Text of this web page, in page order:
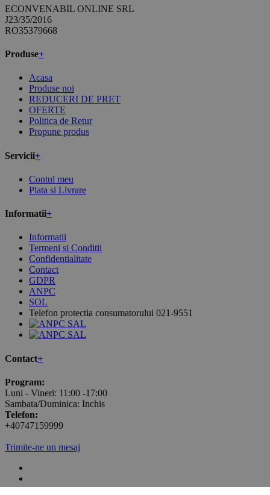
ECONVENABIL ONLINE SRL
J23/35/2016
RO35379668
Produse+
Acasa
Produse noi
REDUCERI DE PRET
OFERTE
Politica de Retur
Propune produs
Servicii+
Contul meu
Plata si Livrare
Informatii+
Informatii
Termeni si Conditii
Confidentialitate
Contact
GDPR
ANPC
SOL
Telefon protectia consumatorului 021-9551
Contact+
Program:
Luni - Vineri: 11:00 -17:00
Sambata/Duminica: Inchis
Telefon:
+40747159999
Trimite-ne un mesaj